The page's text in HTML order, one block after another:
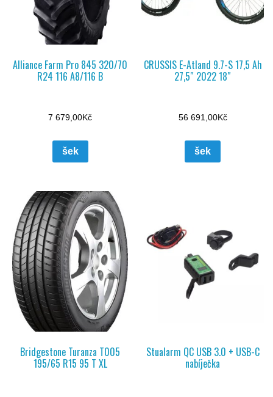
Alliance Farm Pro 845 320/70
R24 116 A8/116 B
7 679,00Kč
šek
CRUSSIS E-Atland 9.7-S 17,5 Ah
27,5″ 2022 18″
56 691,00Kč
šek
Bridgestone Turanza T005
195/65 R15 95 T XL
Stualarm QC USB 3.0 + USB-C
nabíječka